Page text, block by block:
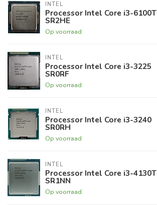
INTEL
Processor Intel Core i3-6100T
SR2HE
Op voorraad
INTEL
Processor Intel Core i3-3225
SR0RF
Op voorraad
INTEL
Processor Intel Core i3-3240
SR0RH
Op voorraad
INTEL
Processor Intel Core i3-4130T
SR1NN
Op voorraad